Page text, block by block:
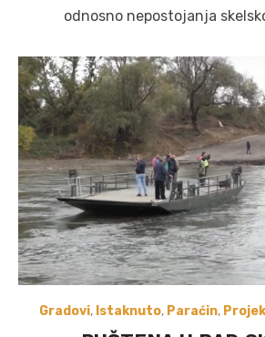
odnosno nepostojanja
Gradovi, Istaknuto, Paraćin,